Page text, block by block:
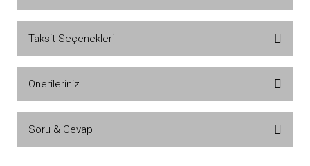
Taksit Seçenekleri
Önerileriniz
konularda yetersiz gördüğünüz noktaları öneri formunu kullanarak
Soru & Cevap